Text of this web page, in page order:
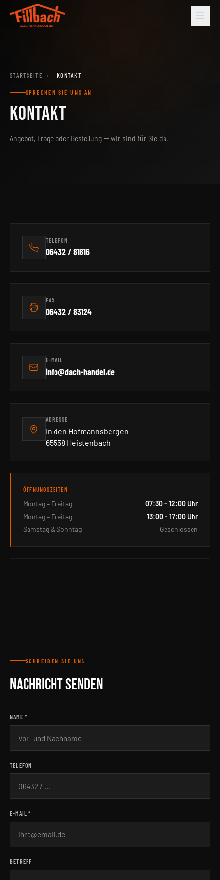
STARTSEITE › KONTAKT
SPRECHEN SIE UNS AN
KONTAKT
Angebot, Frage oder Bestellung — wir sind für Sie da.
TELEFON
06432 / 81816
FAX
06432 / 83124
E-MAIL
info@dach-handel.de
ADRESSE
In den Hofmannsbergen
65558 Heistenbach
ÖFFNUNGSZEITEN
Montag – Freitag
07:30 – 12:00 Uhr
Montag – Freitag
13:00 – 17:00 Uhr
Samstag & Sonntag
Geschlossen
SCHREIBEN SIE UNS
NACHRICHT SENDEN
NAME *
TELEFON
E-MAIL *
BETREFF